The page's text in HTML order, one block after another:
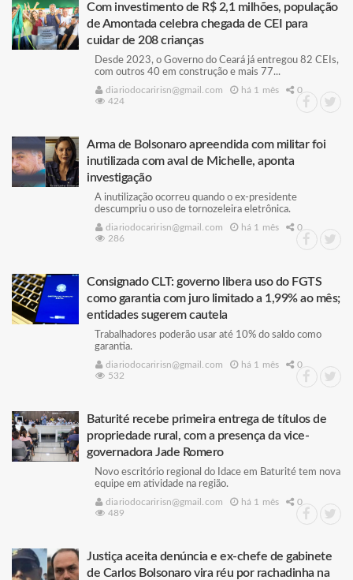
Com investimento de R$ 2,1 milhões, população
de Amontada celebra chegada de CEI para
cuidar de 208 crianças
Desde 2023, o Governo do Ceará já entregou 82 CEIs,
com outros 40 em construção e mais 77...
diariodocaririsn@gmail.com há 1 mês
0
424
Arma de Bolsonaro apreendida com militar foi
inutilizada com aval de Michelle, aponta
investigação
A inutilização ocorreu quando o ex-presidente
descumpriu o uso de tornozeleira eletrônica.
diariodocaririsn@gmail.com há 1 mês
0
286
Consignado CLT: governo libera uso do FGTS
como garantia com juro limitado a 1,99% ao mês;
entidades sugerem cautela
Trabalhadores poderão usar até 10% do saldo como
garantia.
diariodocaririsn@gmail.com há 1 mês
0
532
Baturité recebe primeira entrega de títulos de
propriedade rural, com a presença da vice-
governadora Jade Romero
Novo escritório regional do Idace em Baturité tem nova
equipe em atividade na região.
diariodocaririsn@gmail.com há 1 mês
0
489
Justiça aceita denúncia e ex-chefe de gabinete
de Carlos Bolsonaro vira réu por rachadinha na